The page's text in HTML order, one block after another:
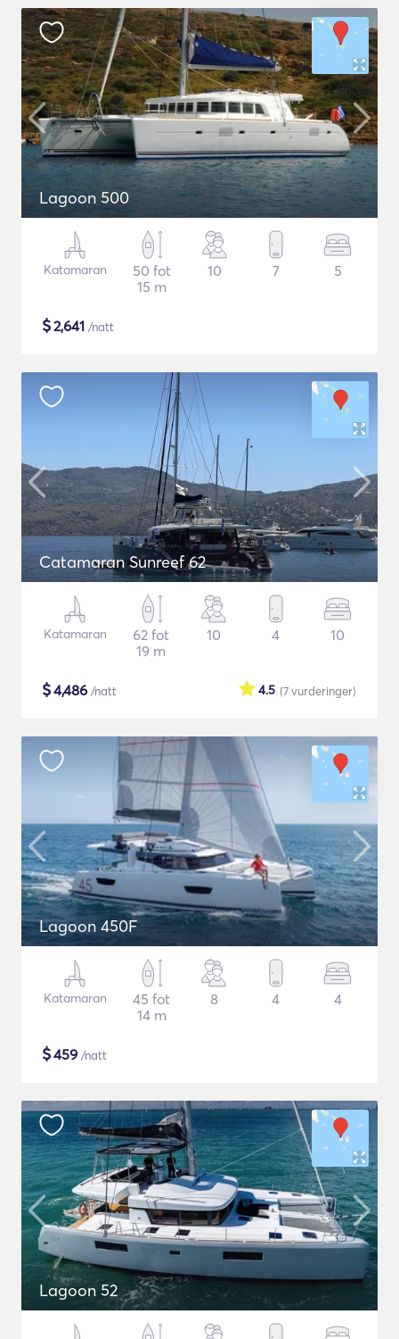
Lagoon 500
Katamaran
50 fot
15 m
10 7 5
$2,641 /natt
Catamaran Sunreef 62
Katamaran
62 fot
19 m
10 4 10
$4,486 /natt (7vurderinger)
4.5
Lagoon 450F
Katamaran
45 fot
14 m
8 4 4
$459 /natt
Lagoon 52